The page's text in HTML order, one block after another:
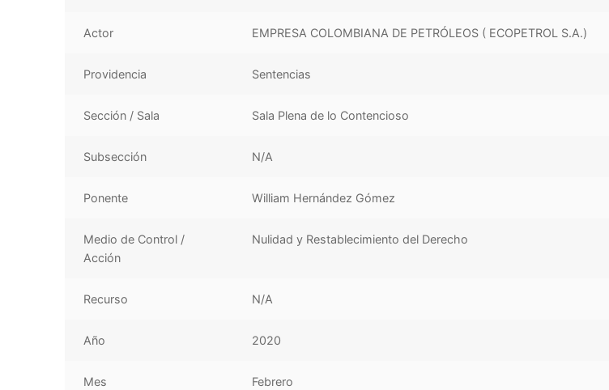
Actor EMPRESA COLOMBIANA DE PETRÓLEOS ( ECOPETROL S.A.)
Providencia Sentencias
Sección / Sala Sala Plena de lo Contencioso
Subsección N/A
Ponente William Hernández Gómez
Medio de Control /
Acción
Nulidad y Restablecimiento del Derecho
Recurso N/A
Año 2020
Mes Febrero